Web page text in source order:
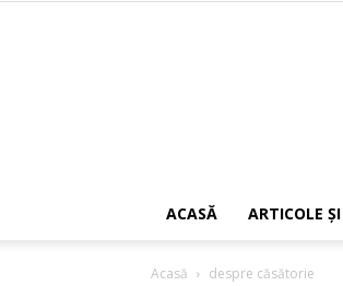
ACASĂ ARTICOLE
Acasă despre căsătorie